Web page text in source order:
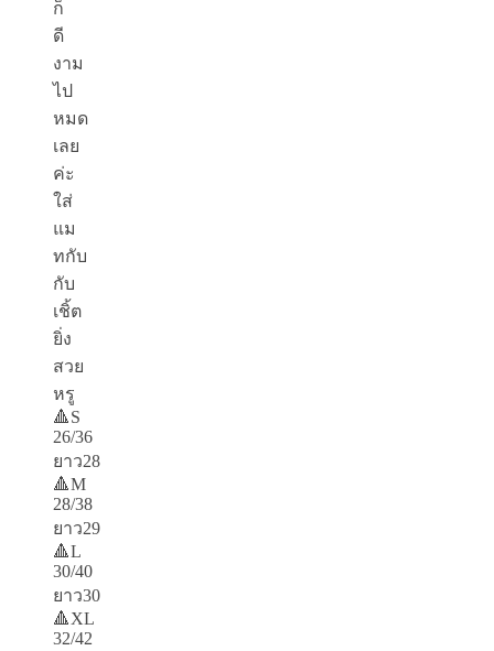
ก็
ดี
งาม
ไป
หมด
เลย
ค่ะ
ใส่
แม
ทกับ
กับ
เชิ้ต
ยิ่ง
สวย
หรู
🔺S
26/36
ยาว28
🔺M
28/38
ยาว29
🔺L
30/40
ยาว30
🔺XL
32/42